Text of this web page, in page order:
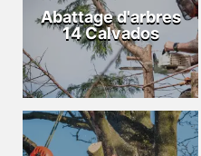
Abattage d'arbres
14 Calvados